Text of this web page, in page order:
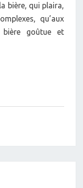
bière, qui plaira,
qu’aux
bière goûtue et